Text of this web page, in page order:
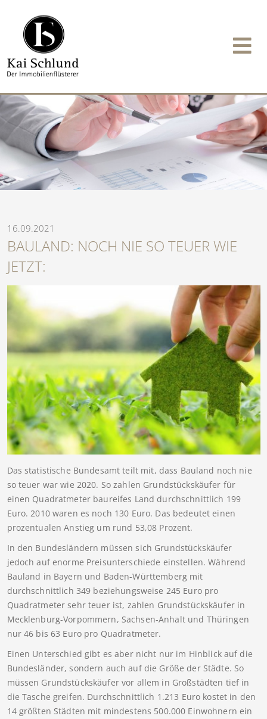
16.09.2021
BAULAND: NOCH NIE SO TEUER WIE
JETZT:
Das statistische Bundesamt teilt mit, dass Bauland noch nie
so teuer war wie 2020. So zahlen Grundstückskäufer für
einen Quadratmeter baureifes Land durchschnittlich 199
Euro. 2010 waren es noch 130 Euro. Das bedeutet einen
prozentualen Anstieg um rund 53,08 Prozent.
In den Bundesländern müssen sich Grundstückskäufer
jedoch auf enorme Preisunterschiede einstellen. Während
Bauland in Bayern und Baden-Württemberg mit
durchschnittlich 349 beziehungsweise 245 Euro pro
Quadratmeter sehr teuer ist, zahlen Grundstückskäufer in
Mecklenburg-Vorpommern, Sachsen-Anhalt und Thüringen
nur 46 bis 63 Euro pro Quadratmeter.
Einen Unterschied gibt es aber nicht nur im Hinblick auf die
Bundesländer, sondern auch auf die Größe der Städte. So
müssen Grundstückskäufer vor allem in Großstädten tief in
die Tasche greifen. Durchschnittlich 1.213 Euro kostet in den
14 größten Städten mit mindestens 500.000 Einwohnern ein